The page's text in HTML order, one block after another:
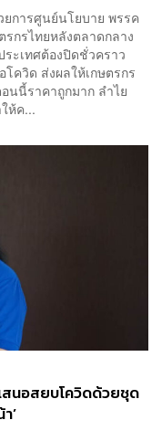
การศูนย์นโยบาย พรรค
รกรไทยหลังตลาดกลาง
ะเทศต้องปิดชั่วคราว
ควิด ส่งผลให้เกษตรกร
นนี้ราคาถูกมาก ลำไย
ห้ค...
สนอสยบโควิดด้วยชุด
’